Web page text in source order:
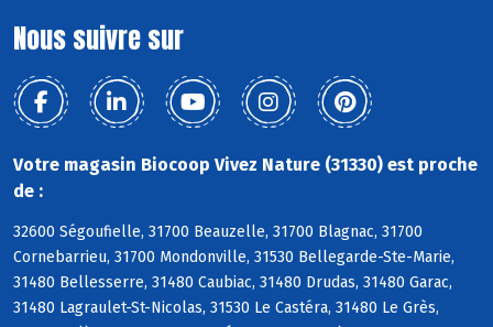
Nous suivre sur
Votre magasin Biocoop Vivez Nature (31330) est proche
de :
32600 Ségoufielle, 31700 Beauzelle, 31700 Blagnac, 31700
Cornebarrieu, 31700 Mondonville, 31530 Bellegarde-Ste-Marie,
31480 Bellesserre, 31480 Caubiac, 31480 Drudas, 31480 Garac,
31480 Lagraulet-St-Nicolas, 31530 Le Castéra, 31480 Le Grès,